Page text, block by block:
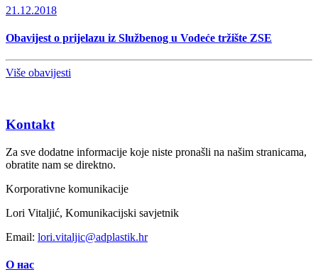
21.12.2018
Obavijest o prijelazu iz Službenog u Vodeće tržište ZSE
Više obavijesti
Kontakt
Za sve dodatne informacije koje niste pronašli na našim stranicama,
obratite nam se direktno.
Korporativne komunikacije
Lori Vitaljić, Komunikacijski savjetnik
Email: lori.vitaljic@adplastik.hr
О нас